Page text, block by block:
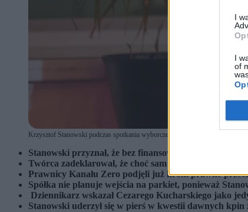
I
I
of
Krzysztof Stanowski podczas spotkania wyborczego w 2025 r. (fot. Piotr
Stanowski przyznał, że bez finansowej porażki
Twórca zadeklarował, że choć sam nie będzie
Prawnicy Kanału Zero podjęli już kroki prawne
Spółka nie planuje wejścia na parkiet, ponieważ
Dziennikarz wskazał Cezarego Kucharskiego jako
Stanowski uderzył się w pierś w kwestii dawnych